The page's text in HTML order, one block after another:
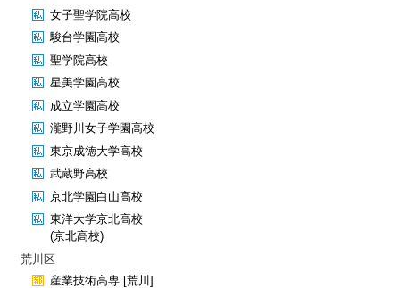
女子聖学院高校
駿台学園高校
聖学院高校
星美学園高校
成立学園高校
瀧野川女子学園高校
東京成徳大学高校
武蔵野高校
京北学園白山高校
東洋大学京北高校
(京北高校)
荒川区
産業技術高専 [荒川]